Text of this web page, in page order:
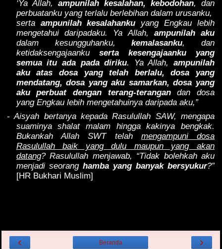
‘Ya Allah, ampunilah kesalahan, kebodohan, dan
perbuatanku yang terlalu berlebihan dalam urusanku,
serta ampunilah kesalahanku yang Engkau lebih
mengetahui daripadaku. Ya Allah, ampunilah aku
dalam kesungguhanku,kemalasanku, dan
ketidaksengajaanku serta kesengajaanku yang
semua itu ada pada diriku. Ya Allah,ampunilah
aku atas dosa yang telah berlalu, dosa yang
mendatang, dosa yang aku samarkan, dosa yang
aku perbuat dengan terang-terangandan dosa
yang Engkau lebih mengetahuinya daripada aku,”
- Aisyah bertanya kepada Rasulullah SAW, mengapa
suaminya shalat malam hingga kakinya bengkak.
Bukankah Allah SWT telah mengampuni dosa
Rasulullah baik yang dulu maupun yang akan
datang? Rasulullah menjawab, “Tidak bolehkah aku
menjadi seorang hamba yang banyak bersyukur?”
[HR Bukhari Muslim]
‹ ›
Beranda